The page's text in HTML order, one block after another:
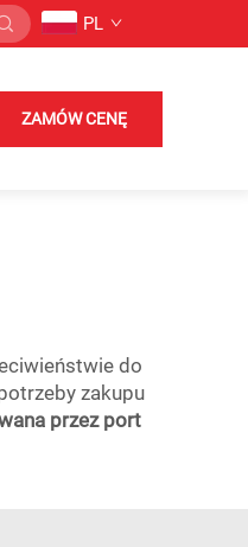
PL
ZAMÓW CENĘ
do
zakupu
przez port